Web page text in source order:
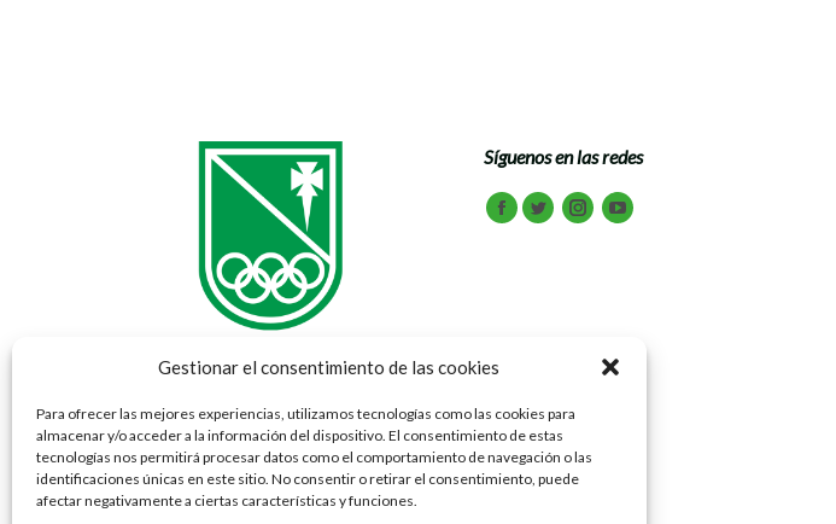
Gestionar el consentimiento de las cookies
Para ofrecer las mejores experiencias, utilizamos tecnologías como las cookies para
almacenar y/o acceder a la información del dispositivo. El consentimiento de estas
tecnologías nos permitirá procesar datos como el comportamiento de navegación o las
identificaciones únicas en este sitio. No consentir o retirar el consentimiento, puede
afectar negativamente a ciertas características y funciones.
Vía Ibérica 69 - 77 50012 Zaragoza
Tel: 976 791 070
Fax: 976 307 781
Síguenos en las redes
Encuéntranos en:
Facebook
TwitterInstagramYoutube